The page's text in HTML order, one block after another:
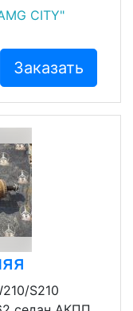
CITY"
Заказать
S210